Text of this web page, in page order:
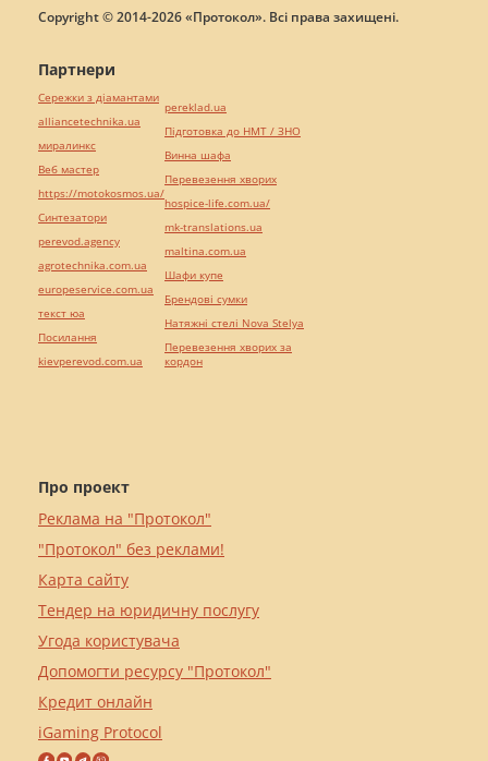
Copyright © 2014-2026 «Протокол». Всі права захищені.
Про проект
Реклама на "Протокол"
"Протокол" без реклами!
Карта сайту
Тендер на юридичну послугу
Угода користувача
Допомогти ресурсу "Протокол"
Кредит онлайн
iGaming Protocol
Партнери
Сережки з діамантами
alliancetechnika.ua
миралинкс
Веб мастер
https://motokosmos.ua/
Синтезатори
perevod.agency
agrotechnika.com.ua
europeservice.com.ua
текст юа
Посилання
kievperevod.com.ua
pereklad.ua
Підготовка до НМТ / ЗНО
Винна шафа
Перевезення хворих
hospice-life.com.ua/
mk-translations.ua
maltina.com.ua
Шафи купе
Брендові сумки
Натяжні стелі Nova Stelya
Перевезення хворих за
кордон